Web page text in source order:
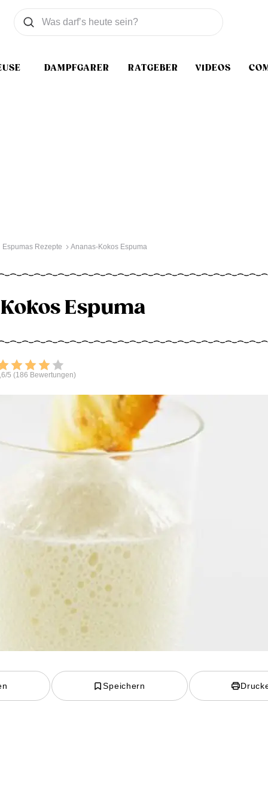
DAMPFGARER RATGEBER VIDEOS
Was wollen Sie suchen
Suchen
Espumas Rezepte Ananas-Kokos Espuma
Espuma
Bewerten
5 (186 Bewertungen)
Speichern